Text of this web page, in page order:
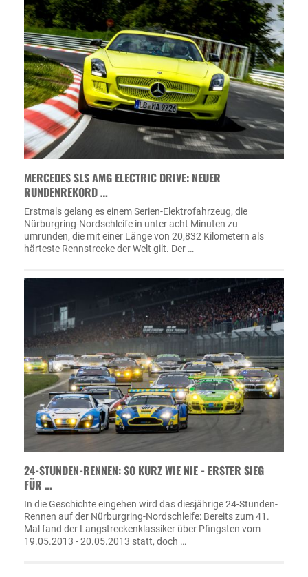
MERCEDES SLS AMG ELECTRIC DRIVE: NEUER
RUNDENREKORD …
Erstmals gelang es einem Serien-Elektrofahrzeug, die
Nürburgring-Nordschleife in unter acht Minuten zu
umrunden, die mit einer Länge von 20,832 Kilometern als
härteste Rennstrecke der Welt gilt. Der …
24-STUNDEN-RENNEN: SO KURZ WIE NIE - ERSTER SIEG
FÜR …
In die Geschichte eingehen wird das diesjährige 24-Stunden-
Rennen auf der Nürburgring-Nordschleife: Bereits zum 41.
Mal fand der Langstreckenklassiker über Pfingsten vom
19.05.2013 - 20.05.2013 statt, doch …